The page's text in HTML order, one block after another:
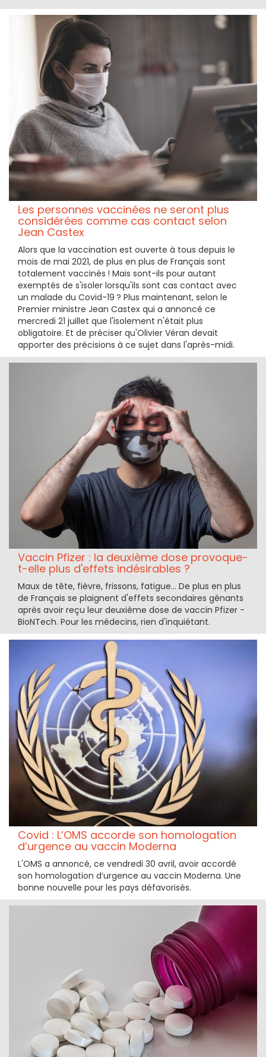
Les personnes vaccinées ne seront plus
considérées comme cas contact selon
Jean Castex
Alors que la vaccination est ouverte à tous depuis le
mois de mai 2021, de plus en plus de Français sont
totalement vaccinés ! Mais sont-ils pour autant
exemptés de s'isoler lorsqu'ils sont cas contact avec
un malade du Covid-19 ? Plus maintenant, selon le
Premier ministre Jean Castex qui a annoncé ce
mercredi 21 juillet que l'isolement n'était plus
obligatoire. Et de préciser qu'Olivier Véran devait
apporter des précisions à ce sujet dans l'après-midi.
Vaccin Pfizer : la deuxième dose provoque-
t-elle plus d'effets indésirables ?
Maux de tête, fièvre, frissons, fatigue... De plus en plus
de Français se plaignent d'effets secondaires gênants
après avoir reçu leur deuxième dose de vaccin Pfizer -
BioNTech. Pour les médecins, rien d'inquiétant.
Covid : L’OMS accorde son homologation
d’urgence au vaccin Moderna
L'OMS a annoncé, ce vendredi 30 avril, avoir accordé
son homologation d’urgence au vaccin Moderna. Une
bonne nouvelle pour les pays défavorisés.